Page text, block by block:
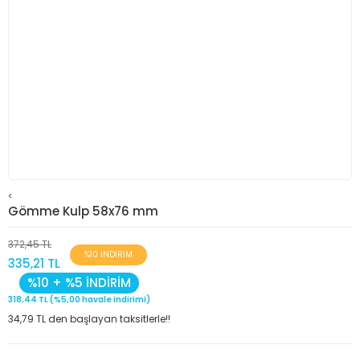
<
Gömme Kulp 58x76 mm
372,45 TL
335,21 TL
%10 İNDİRİM
%10 + %5 İNDİRİM
318,44 TL (%5,00 havale indirimi)
34,79 TL den başlayan taksitlerle!!